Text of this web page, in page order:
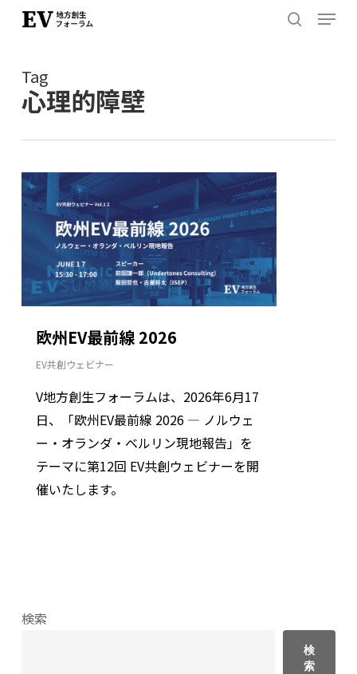
Skip
content
Menu
Tag
心理的障壁
欧州EV最前線 2026
EV共創ウェビナー
V地方創生フォーラムは、2026年6月17
日、「欧州EV最前線 2026 ― ノルウェ
ー・オランダ・ベルリン現地報告」を
テーマに第12回 EV共創ウェビナーを開
催いたします。
検索
検
索